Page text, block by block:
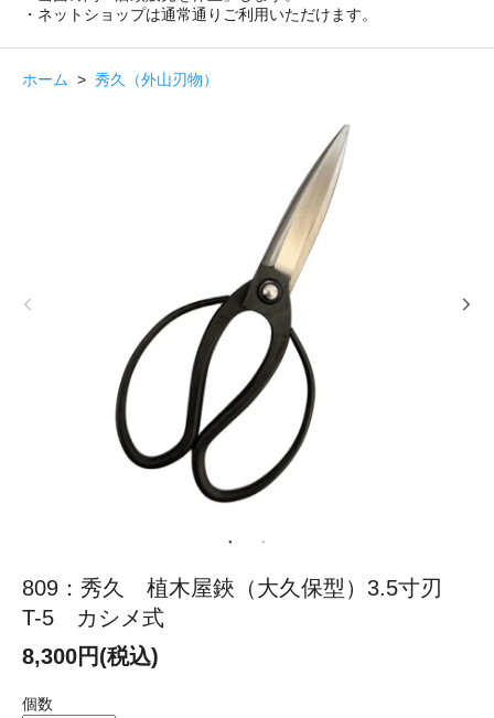
・ネットショップは通常通りご利用いただけます。
ホーム > 秀久（外山刃物）
809：秀久 植木屋鋏（大久保型）3.5寸刃
T-5 カシメ式
8,300円(税込)
個数